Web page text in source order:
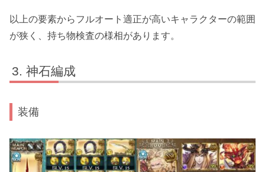
以上の要素からフルオート適正が高いキャラクターの範囲
が狭く、持ち物検査の様相があります。
神石編成
装備